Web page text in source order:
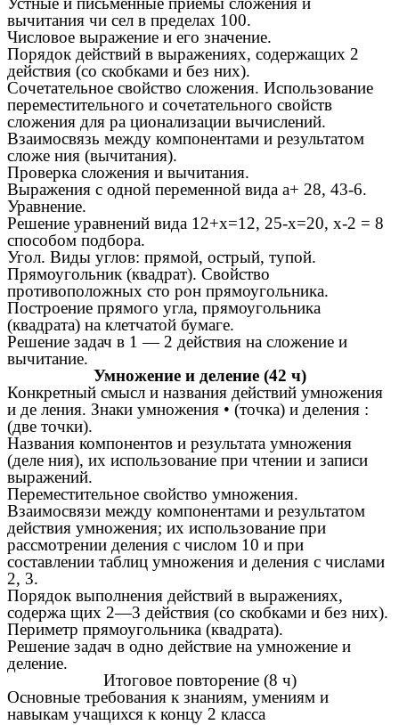
вычитания чи сел в пределах 100.
Числовое выражение и его значение.
Порядок действий в выражениях, содержащих 2
действия (со скобками и без них).
Сочетательное свойство сложения. Использование
переместительного и сочетательного свойств
сложения для ра ционализации вычислений.
Взаимосвязь между компонентами и результатом
сложе ния (вычитания).
Проверка сложения и вычитания.
Выражения с одной переменной вида а+ 28, 43-6.
Уравнение.
Решение уравнений вида 12+х=12, 25-х=20, х-2 = 8
способом подбора.
Угол. Виды углов: прямой, острый, тупой.
Прямоугольник (квадрат). Свойство
противоположных сто рон прямоугольника.
Построение прямого угла, прямоугольника
(квадрата) на клетчатой бумаге.
Решение задач в 1 — 2 действия на сложение и
вычитание.
Умножение и деление (42 ч)
Конкретный смысл и названия действий умножения
и де ления. Знаки умножения • (точка) и деления :
(две точки).
Названия компонентов и результата умножения
(деле ния), их использование при чтении и записи
выражений.
Переместительное свойство умножения.
Взаимосвязи между компонентами и результатом
действия умножения; их использование при
рассмотрении деления с числом 10 и при
составлении таблиц умножения и деления с числами
2, 3.
Порядок выполнения действий в выражениях,
содержа щих 2—3 действия (со скобками и без них).
Периметр прямоугольника (квадрата).
Решение задач в одно действие на умножение и
деление.
Итоговое повторение (8 ч)
Основные требования к знаниям, умениям и
навыкам учащихся к концу 2 класса